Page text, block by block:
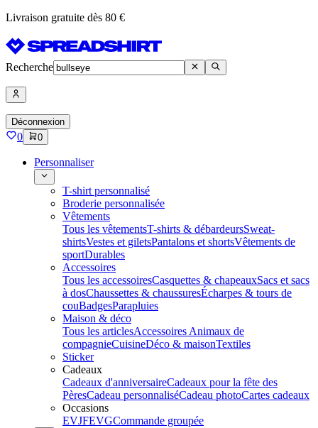
Livraison gratuite dès 80 €
Recherche
Déconnexion
0 0
Personnaliser
T-shirt personnalisé
Broderie personnalisée
Vêtements
Tous les vêtementsT-shirts & débardeursSweat-
shirtsVestes et giletsPantalons et shortsVêtements de
sportDurables
Accessoires
Tous les accessoiresCasquettes & chapeauxSacs et sacs
à dosChaussettes & chaussuresÉcharpes & tours de
couBadgesParapluies
Maison & déco
Tous les articlesAccessoires Animaux de
compagnieCuisineDéco & maisonTextiles
Sticker
Cadeaux
Cadeaux d'anniversaireCadeaux pour la fête des
PèresCadeau personnaliséCadeau photoCartes cadeaux
Occasions
EVJFEVGCommande groupée